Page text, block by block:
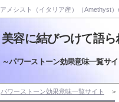
アメシスト（イタリア産）（Amethyst
美容に結びつけて語
～パワーストーン効果意味一覧サ
パワーストーン効果意味一覧サイト